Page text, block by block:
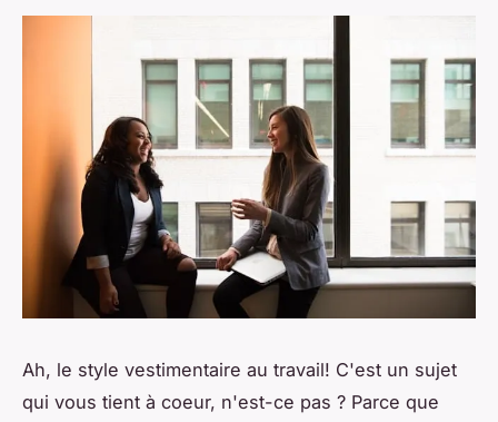
Ah, le style vestimentaire au travail! C'est un sujet
qui vous tient à coeur, n'est-ce pas ? Parce que